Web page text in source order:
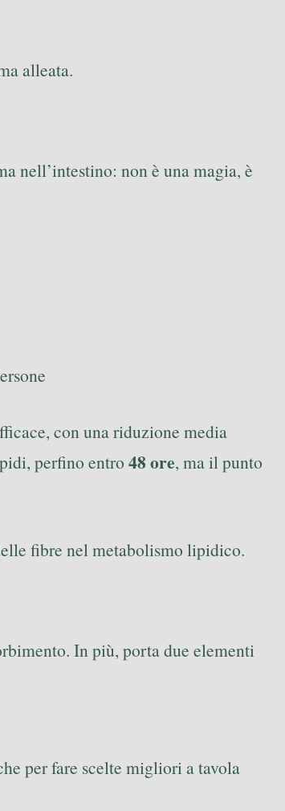
alleata.
nell’intestino: non è una magia, è
con una riduzione media
perfino entro 48 ore, ma il punto
fibre nel metabolismo lipidico.
In più, porta due elementi
per fare scelte migliori a tavola